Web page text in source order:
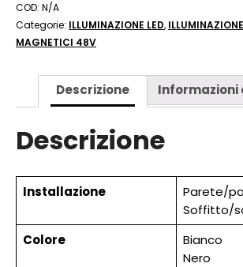
COD: N/A
Categorie: ILLUMINAZIONE LED,
MAGNETICI 48V
Descrizione Informazioni
Descrizione
Installazione
Parete/
Soffitto/
Colore
Bianco
Nero